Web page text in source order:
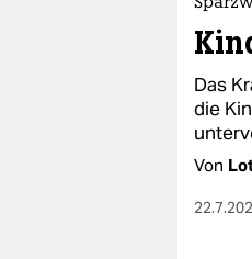
Das
die
Von